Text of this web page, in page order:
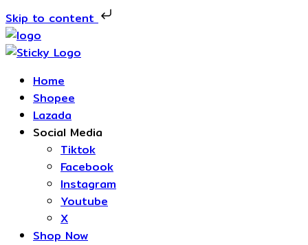
Skip to content
Home
Shopee
Lazada
Social Media
Tiktok
Facebook
Instagram
Youtube
X
Shop Now